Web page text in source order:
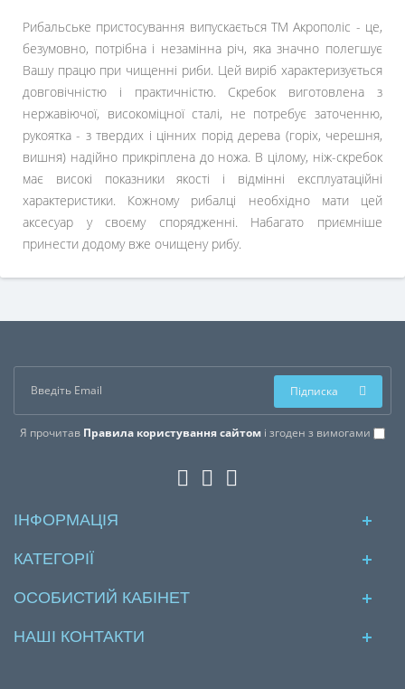
Рибальське пристосування випускається ТМ Акрополіс - це,
безумовно, потрібна і незамінна річ, яка значно полегшує
Вашу працю при чищенні риби. Цей виріб характеризується
довговічністю і практичністю. Скребок виготовлена з
нержавіючої, високоміцної сталі, не потребує заточенню,
рукоятка - з твердих і цінних порід дерева (горіх, черешня,
вишня) надійно прикріплена до ножа. В цілому, ніж-скребок
має високі показники якості і відмінні експлуатаційні
характеристики. Кожному рибалці необхідно мати цей
аксесуар у своєму спорядженні. Набагато приємніше
принести додому вже очищену рибу.
Я прочитав Правила користування сайтом і згоден з вимогами
Підписка
ІНФОРМАЦІЯ
КАТЕГОРІЇ
ОСОБИСТИЙ КАБІНЕТ
НАШІ КОНТАКТИ